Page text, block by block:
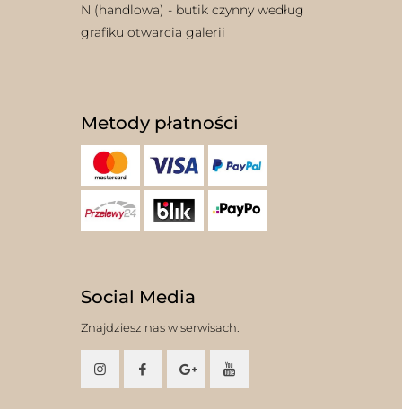
N (handlowa) - butik czynny według
grafiku otwarcia galerii
Metody płatności
Social Media
Znajdziesz nas w serwisach: